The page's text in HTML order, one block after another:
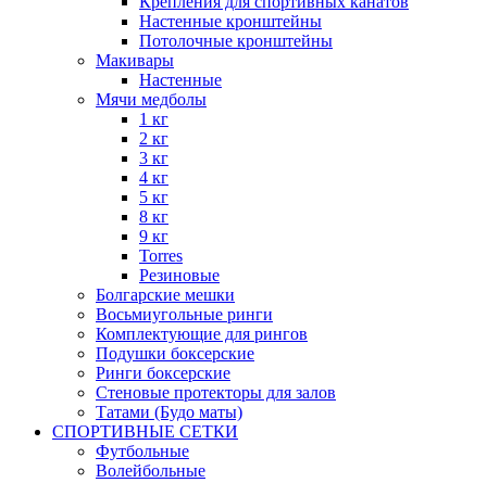
Настенные кронштейны
Потолочные кронштейны
Макивары
Настенные
Мячи медболы
1 кг
2 кг
3 кг
4 кг
5 кг
8 кг
9 кг
Torres
Резиновые
Болгарские мешки
Восьмиугольные ринги
Комплектующие для рингов
Подушки боксерские
Ринги боксерские
Стеновые протекторы для залов
Татами (Будо маты)
СПОРТИВНЫЕ СЕТКИ
Футбольные
Волейбольные